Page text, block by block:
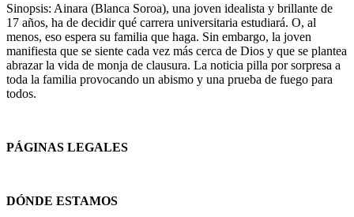
Sinopsis: Ainara (Blanca Soroa), una joven idealista y brillante de
17 años, ha de decidir qué carrera universitaria estudiará. O, al
menos, eso espera su familia que haga. Sin embargo, la joven
manifiesta que se siente cada vez más cerca de Dios y que se plantea
abrazar la vida de monja de clausura. La noticia pilla por sorpresa a
toda la familia provocando un abismo y una prueba de fuego para
todos.
PÁGINAS LEGALES
DÓNDE ESTAMOS